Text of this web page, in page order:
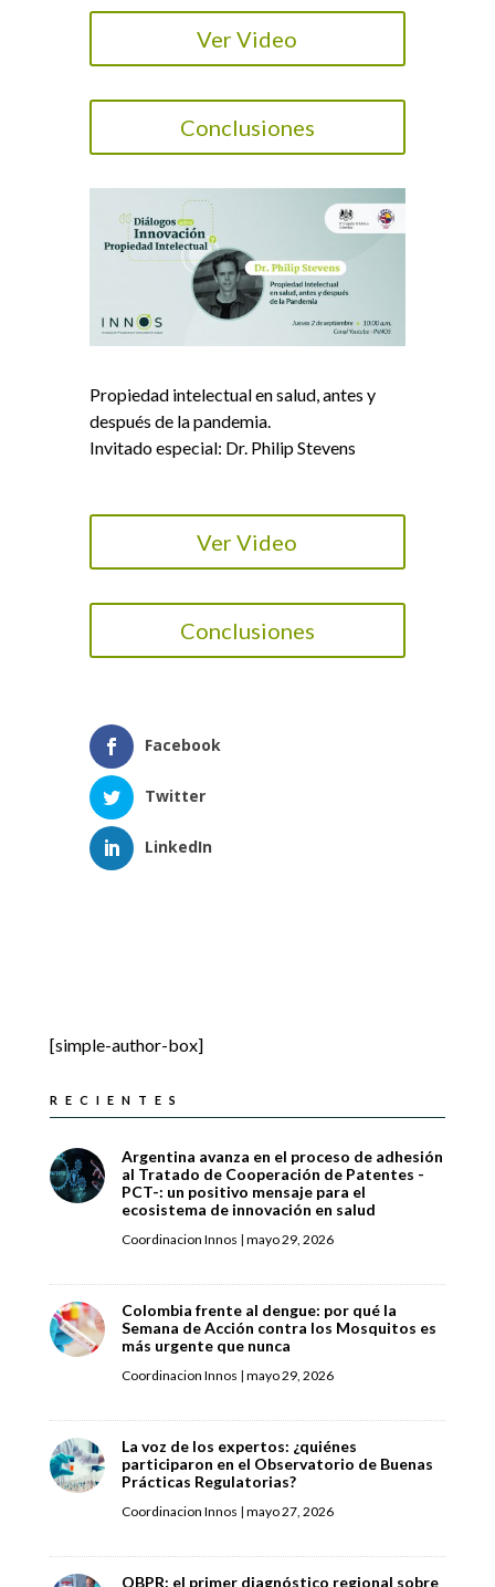
Ver Video
Conclusiones
Propiedad intelectual en salud, antes y
después de la pandemia.
Invitado especial: Dr. Philip Stevens
Ver Video
Conclusiones
Facebook
Twitter
LinkedIn
[simple-author-box]
RECIENTES
Argentina avanza en el proceso de adhesión
al Tratado de Cooperación de Patentes -
PCT-: un positivo mensaje para el
ecosistema de innovación en salud
Coordinacion Innos | mayo 29, 2026
Colombia frente al dengue: por qué la
Semana de Acción contra los Mosquitos es
más urgente que nunca
Coordinacion Innos | mayo 29, 2026
La voz de los expertos: ¿quiénes
participaron en el Observatorio de Buenas
Prácticas Regulatorias?
Coordinacion Innos | mayo 27, 2026
OBPR: el primer diagnóstico regional sobre